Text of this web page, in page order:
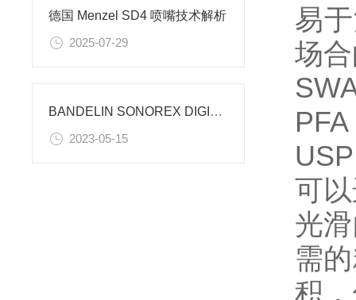
德国 Menzel SD4 喷嘴技术解析
2025-07-29
BANDELIN SONOREX DIGIPLUS DL102H清洗机
2023-05-15
易
场
可
光
需
积